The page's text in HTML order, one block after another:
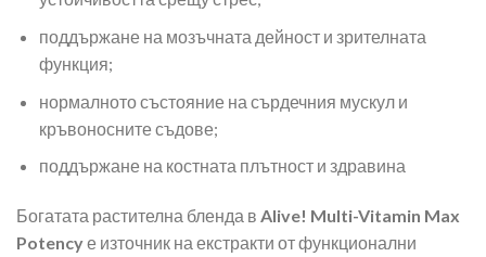
поддържане на мозъчната дейност и зрителната
функция;
нормалното състояние на сърдечния мускул и
кръвоносните съдове;
поддържане на костната плътност и здравина
Богатата растителна бленда в Alive! Multi-Vitamin Max
Potencyе източник на екстракти от функционални